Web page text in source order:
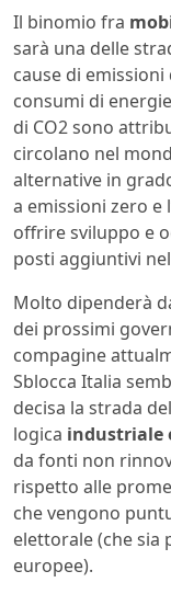
Il binomio fra
sarà una delle
cause di emissioni
consumi di
di CO2 sono
circolano nel
alternative in
a emissioni zero e
offrire sviluppo e
posti aggiuntivi
Molto dipenderà
dei prossimi
compagine
Sblocca Italia
decisa la strada
logica industriale
da fonti non
rispetto alle
che vengono
elettorale (che sia
europee).